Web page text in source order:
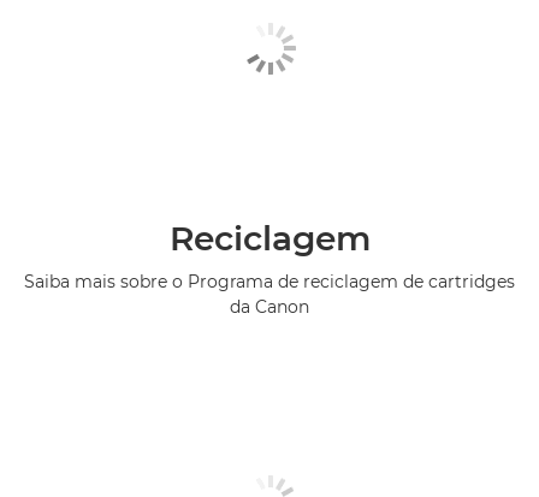
Reciclagem
Saiba mais sobre o Programa de reciclagem de cartridges
da Canon